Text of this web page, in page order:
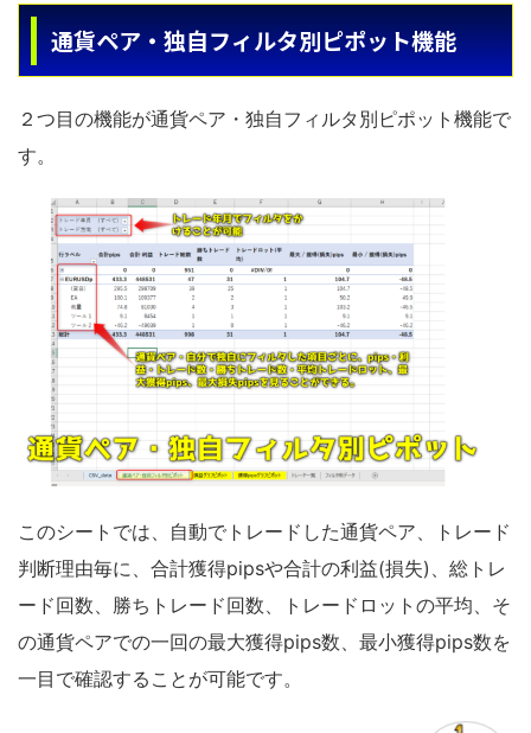
通貨ペア・独自フィルタ別ピポット機能
２つ目の機能が通貨ペア・独自フィルタ別ピポット機能で
す。
このシートでは、自動でトレードした通貨ペア、トレード
判断理由毎に、合計獲得pipsや合計の利益(損失)、総トレ
ード回数、勝ちトレード回数、トレードロットの平均、そ
の通貨ペアでの一回の最大獲得pips数、最小獲得pips数を
一目で確認することが可能です。